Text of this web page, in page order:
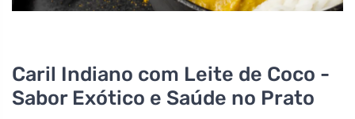
Caril Indiano com Leite de Coco -
Sabor Exótico e Saúde no Prato